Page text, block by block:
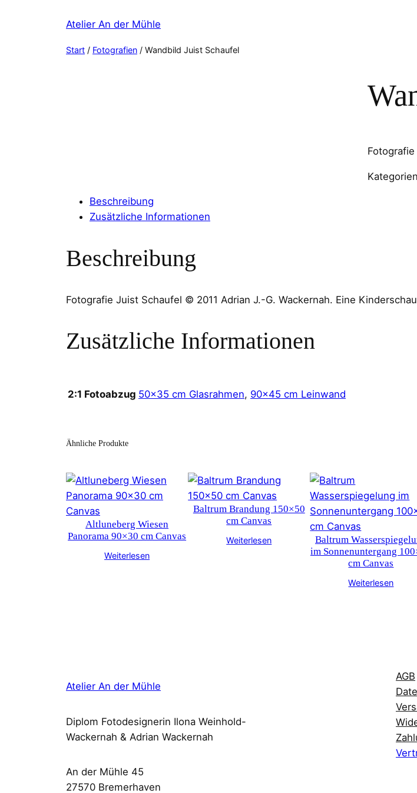
Atelier An der Mühle
Start / Fotografien / Wandbild Juist Schaufel
Beschreibung
Zusätzliche Informationen
Beschreibung
Fotografie Juist Schaufel © 2011 Adrian J.-G. Wackernah. Eine
Zusätzliche Informationen
2:1 Fotoabzug 50×35 cm Glasrahmen, 90×45 cm Leinwand
Ähnliche Produkte
Altluneberg Wiesen
Panorama 90×30 cm Canvas
Weiterlesen
Baltrum Brandung 150×50
cm Canvas
Weiterlesen
Baltrum
im Sonnenuntergang
cm Canvas
Weiterlesen
Atelier An der Mühle
Diplom Fotodesignerin Ilona Weinhold-
Wackernah & Adrian Wackernah
An der Mühle 45
27570 Bremerhaven
AGB